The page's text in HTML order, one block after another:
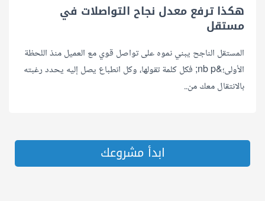
هكذا ترفع معدل نجاح التواصلات في
مستقل
المستقل الناجح يبني نموه على تواصل قوي مع العميل منذ اللحظة
الأولى؛&nb p; فكل كلمة تقولها، وكل انطباع يصل إليه يحدد رغبته
بالانتقال معك من..
ابدأ مشروعك